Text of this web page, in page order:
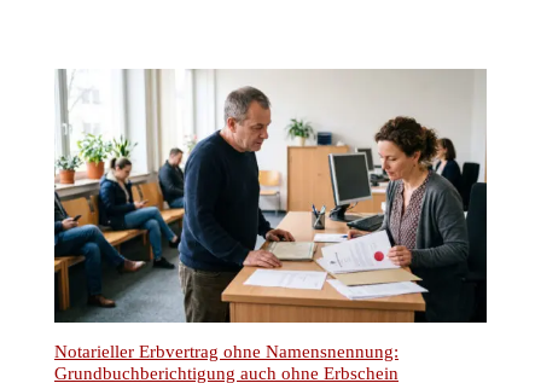
Notarieller Erbvertrag ohne Namensnennung:
Grundbuchberichtigung auch ohne Erbschein